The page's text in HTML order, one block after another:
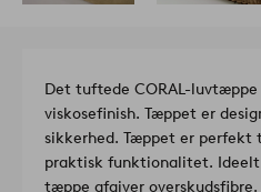
Det tuftede CORAL-
viskosefinish. Tæppet er
sikkerhed. Tæppet er
praktisk funktionalitet. Ideelt
tæppe afgiver